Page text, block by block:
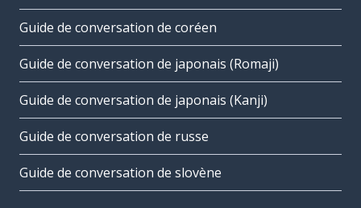
Guide de conversation de coréen
Guide de conversation de japonais (Romaji)
Guide de conversation de japonais (Kanji)
Guide de conversation de russe
Guide de conversation de slovène